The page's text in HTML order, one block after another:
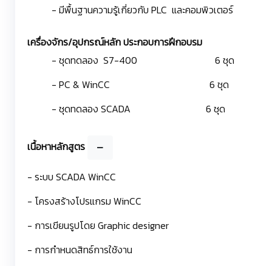
- มีพื้นฐานความรู้เกี่ยวกับ PLC และคอมพิวเตอร์
เครื่องจักร/อุปกรณ์หลัก ประกอบการฝึกอบรม
- ชุดทดลอง S7-400 6 ชุด
- PC & WinCC 6 ชุด
- ชุดทดลอง SCADA 6 ชุด
เนื้อหาหลักสูตร
- ระบบ SCADA WinCC
- โครงสร้างโปรแกรม WinCC
- การเขียนรูปโดย Graphic designer
- การกำหนดสิทธ์การใช้งาน